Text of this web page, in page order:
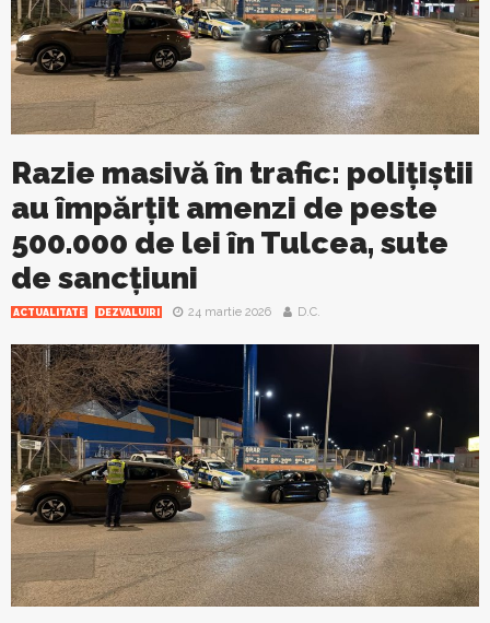
Razie masivă în trafic: polițiștii
au împărțit amenzi de peste
500.000 de lei în Tulcea, sute
de sancțiuni
ACTUALITATE DEZVALUIRI 24 martie 2026 D.C.